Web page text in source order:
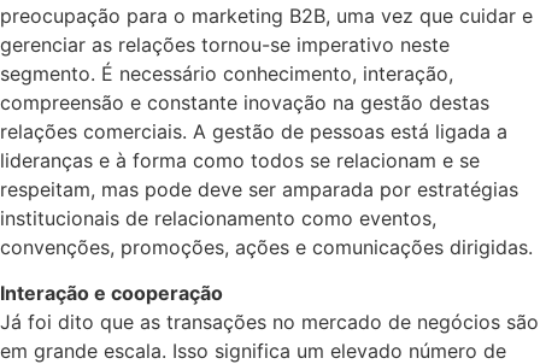
preocupação para o marketing B2B, uma vez que cuidar e
gerenciar as relações tornou-se imperativo neste
segmento. É necessário conhecimento, interação,
compreensão e constante inovação na gestão destas
relações comerciais. A gestão de pessoas está ligada a
lideranças e à forma como todos se relacionam e se
respeitam, mas pode deve ser amparada por estratégias
institucionais de relacionamento como eventos,
convenções, promoções, ações e comunicações dirigidas.
Interação e cooperação
Já foi dito que as transações no mercado de negócios são
em grande escala. Isso significa um elevado número de